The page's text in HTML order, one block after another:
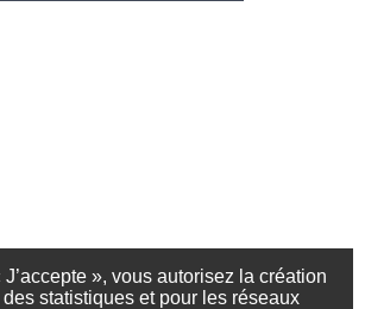
», vous autorisez la création
statistiques et pour les réseaux